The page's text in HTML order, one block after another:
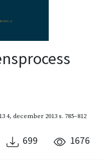
4, december 2013s. 785–812
699 1676